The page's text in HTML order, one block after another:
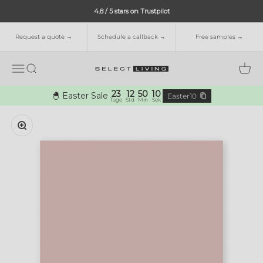
4.8 / 5 stars on Trustpilot
Request a quote → Schedule a callback → Free samples →
MenuSearch Select Living Cart
🐣 Easter Sale 23
Tage
12
Std
50
Min
9
Sek Easter10
Zoom